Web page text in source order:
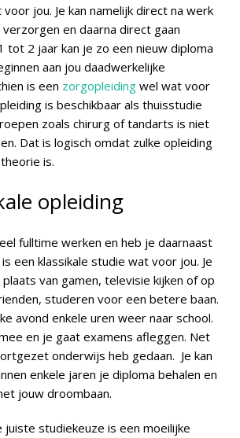
jou. Je kan namelijk direct na werk
en daarna direct gaan
tot 2 jaar kan je zo een nieuw diploma
aan jou daadwerkelijke
is een zorgopleiding wel wat voor
is beschikbaar als thuisstudie
zoals chirurg of tandarts is niet
Dat is logisch omdat zulke opleiding
is.
opleiding
fulltime werken en heb je daarnaast
een klassikale studie wat voor jou. Je
van gamen, televisie kijken of op
studeren voor een betere baan.
avond enkele uren weer naar school.
en je gaat examens afleggen. Net
onderwijs heb gedaan. Je kan
enkele jaren je diploma behalen en
jouw droombaan.
juiste studiekeuze is een moeilijke